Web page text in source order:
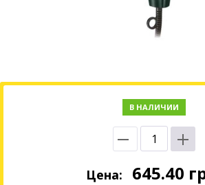
В НАЛИЧИИ
Цена: 645.40